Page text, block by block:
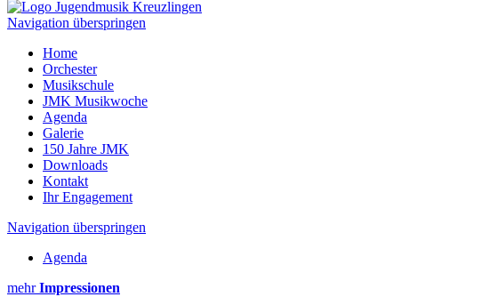
Navigation überspringen
Home
Orchester
Musikschule
JMK Musikwoche
Agenda
Galerie
150 Jahre JMK
Downloads
Kontakt
Ihr Engagement
Navigation überspringen
Agenda
mehrImpressionen